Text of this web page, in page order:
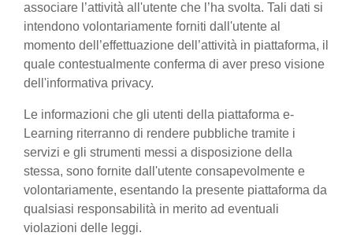
associare l’attività all'utente che l’ha svolta. Tali dati si
intendono volontariamente forniti dall'utente al
momento dell’effettuazione dell’attività in piattaforma, il
quale contestualmente conferma di aver preso visione
dell'informativa privacy.
Le informazioni che gli utenti della piattaforma e-
Learning riterranno di rendere pubbliche tramite i
servizi e gli strumenti messi a disposizione della
stessa, sono fornite dall'utente consapevolmente e
volontariamente, esentando la presente piattaforma da
qualsiasi responsabilità in merito ad eventuali
violazioni delle leggi.